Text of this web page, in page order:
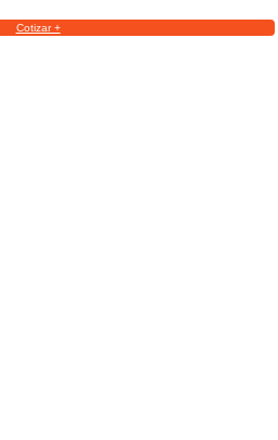
Cotizar +